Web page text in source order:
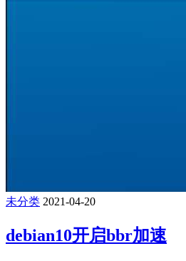
未分类 2021-04-20
debian10开启bbr加速